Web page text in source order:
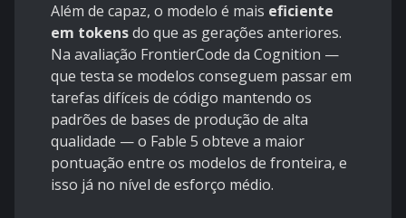
Além de capaz, o modelo é mais eficiente
em tokensdo que as gerações anteriores.
Na avaliação FrontierCode da Cognition —
que testa se modelos conseguem passar em
tarefas difíceis de código mantendo os
padrões de bases de produção de alta
qualidade — o Fable 5 obteve a maior
pontuação entre os modelos de fronteira, e
isso já no nível de esforço médio.